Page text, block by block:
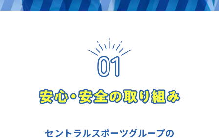
セントラルスポーツグループの